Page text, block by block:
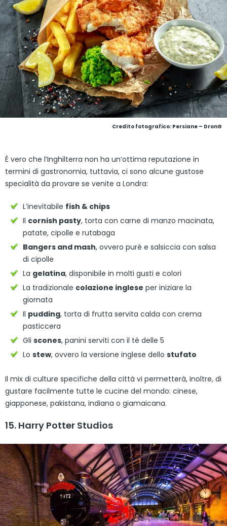
Credito fotografico: Persiane – DronG
È vero che l’Inghilterra non ha un’ottima reputazione in
termini di gastronomia, tuttavia, ci sono alcune gustose
specialità da provare se venite a Londra:
L’inevitabile fish & chips
Il cornish pasty, torta con carne di manzo macinata,
patate, cipolle e rutabaga
Bangers and mash, ovvero purè e salsiccia con salsa
di cipolle
La gelatina, disponibile in molti gusti e colori
La tradizionale colazione inglese per iniziare la
giornata
Il pudding, torta di frutta servita calda con crema
pasticcera
Gli scones, panini serviti con il tè delle 5
Lo stew, ovvero la versione inglese dello stufato
Il mix di culture specifiche della città vi permetterà, inoltre, di
gustare facilmente tutte le cucine del mondo: cinese,
giapponese, pakistana, indiana o giamaicana.
15. Harry Potter Studios